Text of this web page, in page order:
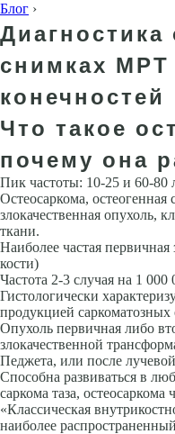
Блог ›
снимках
конечностей
Что такое
почему она
Пик частоты: 10-25 и 60-80
Остеосаркома,
злокачественная опухоль,
ткани.
Наиболее частая первичная
кости)
Частота 2-3 случая на 1 000
Гистологически
продукцией саркоматозных
Опухоль первичная либо
злокачественной
Педжета, или после
Способна развиваться в
саркома таза, остеосаркома
«Классическая
наиболее